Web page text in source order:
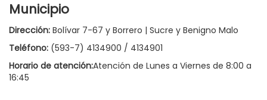
Municipio
Dirección: Bolívar 7-67 y Borrero | Sucre y Benigno Malo
Teléfono: (593-7) 4134900 / 4134901
Horario de atención:Atención de Lunes a Viernes de 8:00 a
16:45